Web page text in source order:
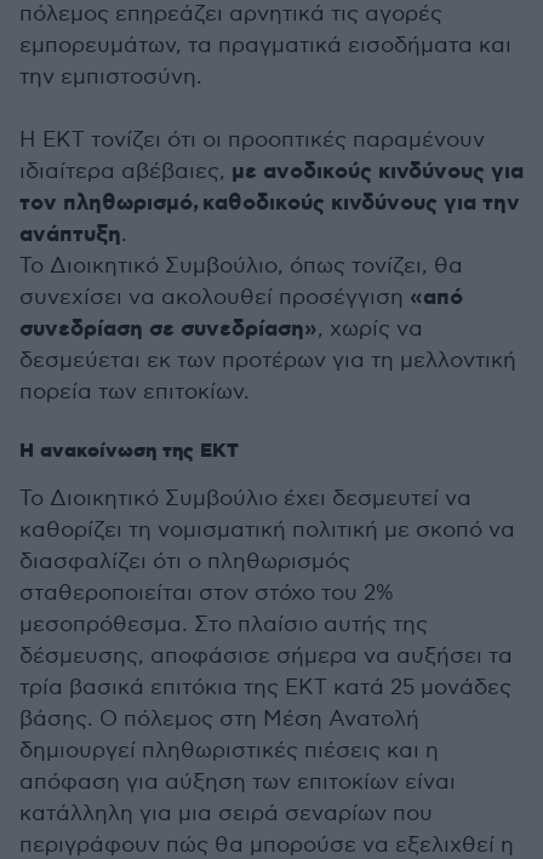
πόλεμος επηρεάζει αρνητικά τις αγορές
εμπορευμάτων, τα πραγματικά εισοδήματα και
την εμπιστοσύνη.
Η ΕΚΤ τονίζει ότι οι προοπτικές παραμένουν
ιδιαίτερα αβέβαιες, με ανοδικούς κινδύνους για
τον πληθωρισμό, καθοδικούς κινδύνους για την
ανάπτυξη.
Το Διοικητικό Συμβούλιο, όπως τονίζει, θα
συνεχίσει να ακολουθεί προσέγγιση «από
συνεδρίαση σε συνεδρίαση», χωρίς να
δεσμεύεται εκ των προτέρων για τη μελλοντική
πορεία των επιτοκίων.
Η ανακοίνωση της ΕΚΤ
Το Διοικητικό Συμβούλιο έχει δεσμευτεί να
καθορίζει τη νομισματική πολιτική με σκοπό να
διασφαλίζει ότι ο πληθωρισμός
σταθεροποιείται στον στόχο του 2%
μεσοπρόθεσμα. Στο πλαίσιο αυτής της
δέσμευσης, αποφάσισε σήμερα να αυξήσει τα
τρία βασικά επιτόκια της ΕΚΤ κατά 25 μονάδες
βάσης. Ο πόλεμος στη Μέση Ανατολή
δημιουργεί πληθωριστικές πιέσεις και η
απόφαση για αύξηση των επιτοκίων είναι
κατάλληλη για μια σειρά σεναρίων που
περιγράφουν πώς θα μπορούσε να εξελιχθεί η